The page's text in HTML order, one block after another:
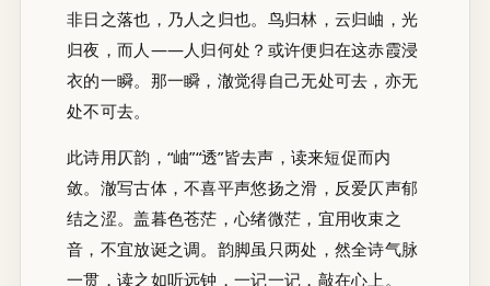
非日之落也，乃人之归也。鸟归林，云归岫，光
归夜，而人——人归何处？或许便归在这赤霞浸
衣的一瞬。那一瞬，澈觉得自己无处可去，亦无
处不可去。
此诗用仄韵，“岫”“透”皆去声，读来短促而内
敛。澈写古体，不喜平声悠扬之滑，反爱仄声郁
结之涩。盖暮色苍茫，心绪微茫，宜用收束之
音，不宜放诞之调。韵脚虽只两处，然全诗气脉
一贯，读之如听远钟，一记一记，敲在心上。